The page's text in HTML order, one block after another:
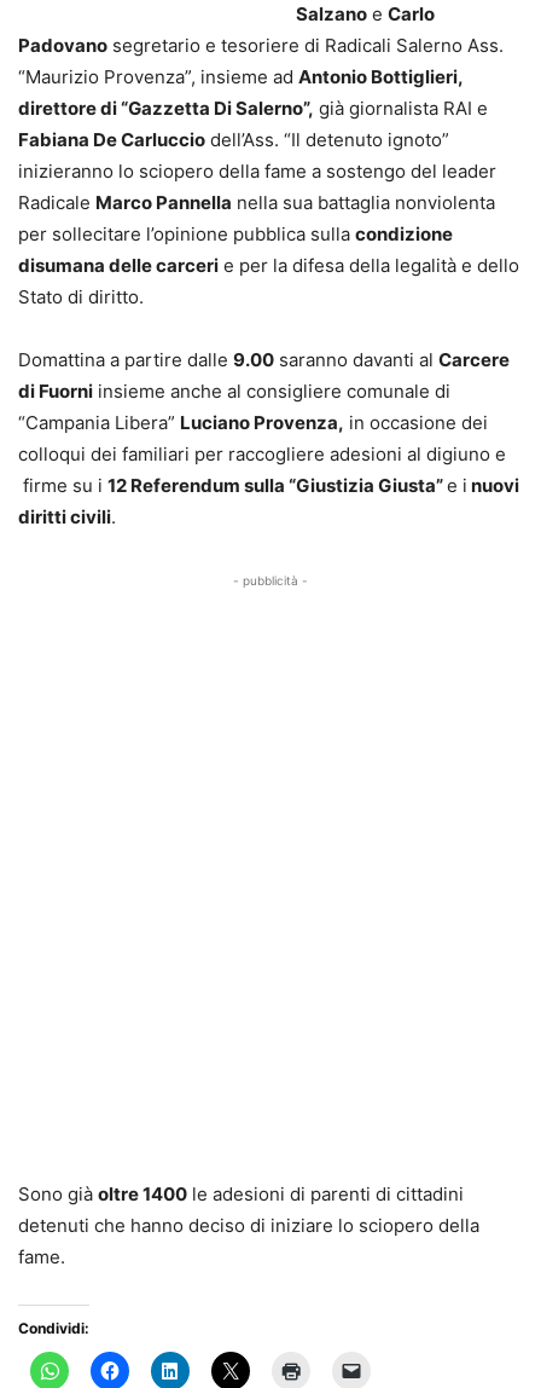
Salzano e Carlo
Padovano segretario e tesoriere di Radicali Salerno Ass.
“Maurizio Provenza”, insieme ad Antonio Bottiglieri,
direttore di “Gazzetta Di Salerno”, già giornalista RAI e
Fabiana De Carluccio dell’Ass. “Il detenuto ignoto”
inizieranno lo sciopero della fame a sostengo del leader
Radicale Marco Pannella nella sua battaglia nonviolenta
per sollecitare l’opinione pubblica sulla condizione
disumana delle carceri e per la difesa della legalità e dello
Stato di diritto.
Domattina a partire dalle 9.00 saranno davanti al Carcere
di Fuorni insieme anche al consigliere comunale di
“Campania Libera” Luciano Provenza, in occasione dei
colloqui dei familiari per raccogliere adesioni al digiuno e
firme su i 12 Referendum sulla “Giustizia Giusta”e i nuovi
diritti civili.
- pubblicità -
Sono già oltre 1400 le adesioni di parenti di cittadini
detenuti che hanno deciso di iniziare lo sciopero della
fame.
Condividi: